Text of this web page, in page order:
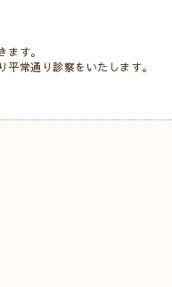
す。
常通り診察をいたします。